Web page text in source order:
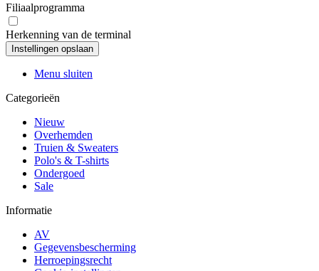
Filiaalprogramma
Herkenning van de terminal
Menu sluiten
Categorieën
Nieuw
Overhemden
Truien & Sweaters
Polo's & T-shirts
Ondergoed
Sale
Informatie
AV
Gegevensbescherming
Herroepingsrecht